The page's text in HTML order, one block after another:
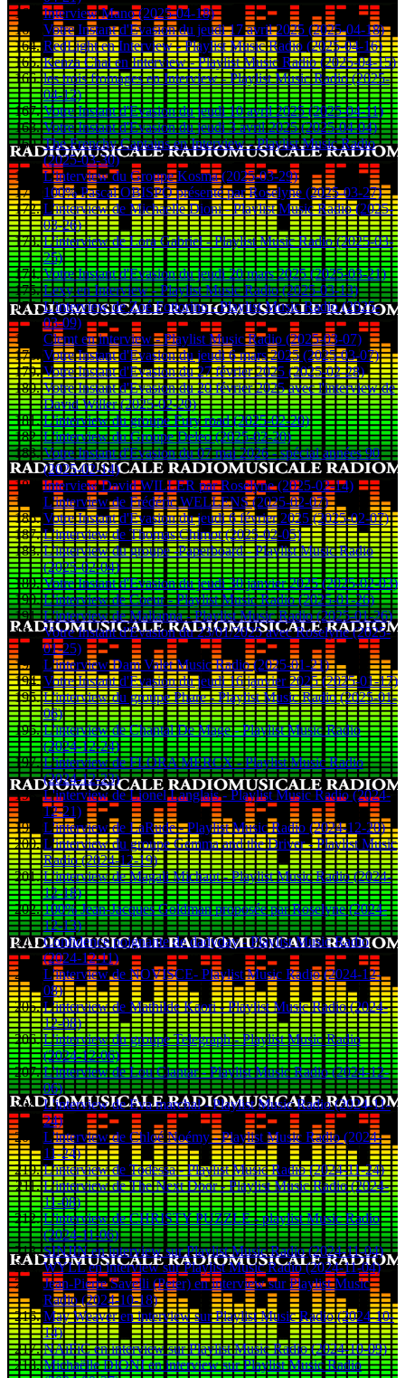
Interview Mano (2025-04-18)
Votre Instant d'Evasion du jeudi 17 avril 2025 (2025-04-18)
RedLight en Interview - Playlist Music Radio (2025-04-16)
Kenza Chal en Interview - Playlist Music Radio (2025-04-15)
les trois fromages en Interview - Playlist Music Radio (2025-
04-12)
Votre Instant d'Evasion du jeudi 10 avril 2025 (2025-04-11)
Votre Instant d'Evasion du jeudi 3 avril 2025 (2025-04-04)
The Frenchy Captains en Interview - Playlist Music Radio
(2025-03-30)
L'interview du Groupe Kosma (2025-03-29)
100% Pascal OBISPO présenté par Roselyne (2025-03-27)
L'interview de Michaelle Dioni - Playlist Music Radio (2025-
03-26)
L'interview de Lora Gabriel - Playlist Music Radio (2025-03-
25)
Votre Instant d'Evasion du jeudi 20 mars 2025 (2025-03-21)
Lexy en Interview - Playlist Music Radio (2025-03-13)
L'interview de Zoé Fottorino - Playlist Music Radio (2025-
03-09)
Clemt en interview - Playlist Music Radio (2025-03-07)
Votre Instant d'Evasion du jeudi 6 mars 2025 (2025-03-07)
Votre Instant d'Evasion du 27 février 2025 (2025-02-28)
Votre Instant d'Evasion du 20 février 2025 avec l'interview de
David Willer (2025-02-20)
L'interview du groupe Fury road (2025-02-20)
L'interview du Groupe Deleo (2025-02-20)
Votre Instant d'Evasion du 07 mai 2026 - spécial années 90
(2025-02-14)
Interview David WILLER par Roselyne (2025-02-14)
L'interview de Frédéric WELLENS (2025-02-07)
Votre Instant d'Evasion du jeudi 6 février 2025 (2025-02-07)
L'interview de Thomas Chimot (2025-02-05)
L'interview du groupe -Paperboard - Playlist Music Radio
(2025-02-04)
Votre Instant d'Evasion du jeudi 30 janvier 2025 (2025-02-03)
L'interview de Coeur - Playlist Music Radio (2025-01-26)
L'interview de Malianna - Playlist Music Radio (2025-01-26)
Votre Instant d'Evasion du 23/01/2025 avec Roselyne (2025-
01-25)
L'interview Dam Valet Music Radio (2025-01-21)
Votre Instant d'Evasion du jeudi 16 janvier 2025 (2025-01-17)
L'interview du groupe Phare - Playlist Music Radio (2025-01-
06)
L'interview de Chantal De Mage - Playlist Music Radio
(2024-12-24)
L'interview de FLORA MERCX - Playlist Music Radio
(2024-12-23)
L'interview de Lionel Langlais - Playlist Music Radio (2024-
12-21)
L'interview de LaRude - Playlist Music Radio (2024-12-20)
L'interview du groupe Gemma and the Driver - Playlist Music
Radio (2024-12-19)
L'interview de Magali Michaut - Playlist Music Radio (2024-
12-18)
100% Jean-Jacques Goldman proposée par Roselyne (2024-
12-13)
Confidence poignante de dadyday - Playlist Music Radio
(2024-12-11)
L'interview de NOVISCE- Playlist Music Radio (2024-12-
08)
L'interview de Mathilde Kaori - Playlist Music Radio (2024-
12-08)
L'interview du groupe Telegraph - Playlist Music Radio
(2024-12-06)
L'interview de Lou Ciantar - Playlist Music Radio (2024-12-
06)
L'interview de Eva marchal - Playlist Music Radio (2024-11-
24)
L'interview de Chloé Noémy - Playlist Music Radio (2024-
11-24)
L'interview de Todessa - Playlist Music Radio (2024-11-24)
L'interview de The Next Door - Playlist Music Radio (2024-
11-08)
L'interview de CHRISTY PUZZLE - playlist Music Radio
(2024-11-06)
SINJIN en interview sur Playlist Music Radio (2024-11-04)
WYLL en interview sur Playlist Music Radio (2024-11-04)
Jean-Pierre Savelli (Peter) en interview sur Playlist Music
Radio (2024-10-18)
May Weaver en interview sur Playlist Music Radio (2024-10-
14)
NAïFiC en interview sur Playlist Music Radio (2024-10-09)
Michaëlle DIONI en interview sur Playlist Music Radio